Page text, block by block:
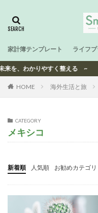
家計簿テンプレート ライフ
、わかりやすく整える ~
HOME 海外生活と旅
CATEGORY
メキシコ
新着順 人気順 お勧めカテゴリ
-